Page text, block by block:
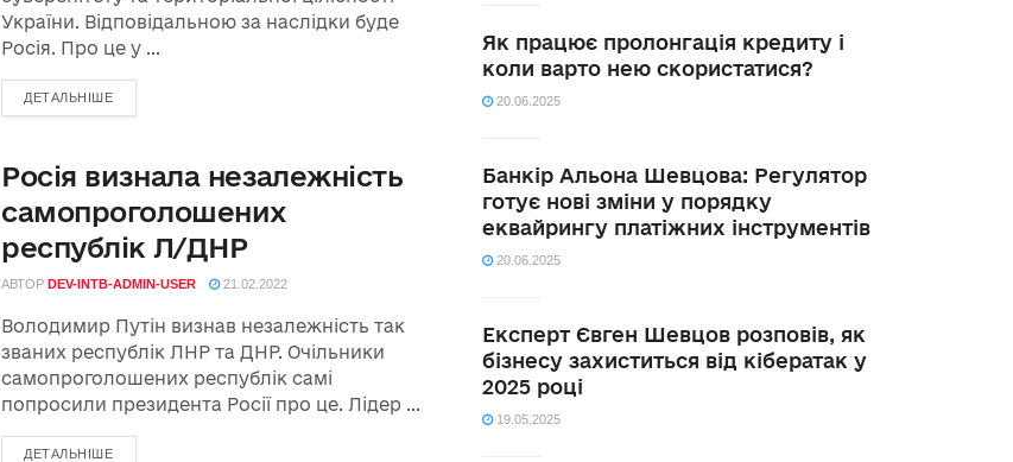
України. Відповідальною за наслідки буде
Росія. Про це у ...
ДЕТАЛЬНІШЕ
Росія визнала незалежність
самопроголошених
республік Л/ДНР
АВТОР DEV-INTB-ADMIN-USER 21.02.2022
Володимир Путін визнав незалежність так
званих республік ЛНР та ДНР. Очільники
самопроголошених республік самі
попросили президента Росії про це. Лідер ...
ДЕТАЛЬНІШЕ
Як працює пролонгація кредиту і
коли варто нею скористатися?
20.06.2025
Банкір Альона Шевцова: Регулятор
готує нові зміни у порядку
еквайрингу платіжних інструментів
20.06.2025
Експерт Євген Шевцов розповів, як
бізнесу захиститься від кібератак у
2025 році
19.05.2025